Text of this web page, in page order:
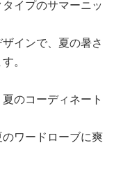
イプのサマーニッ
インで、夏の暑さ
。
のコーディネート
ワードローブに爽